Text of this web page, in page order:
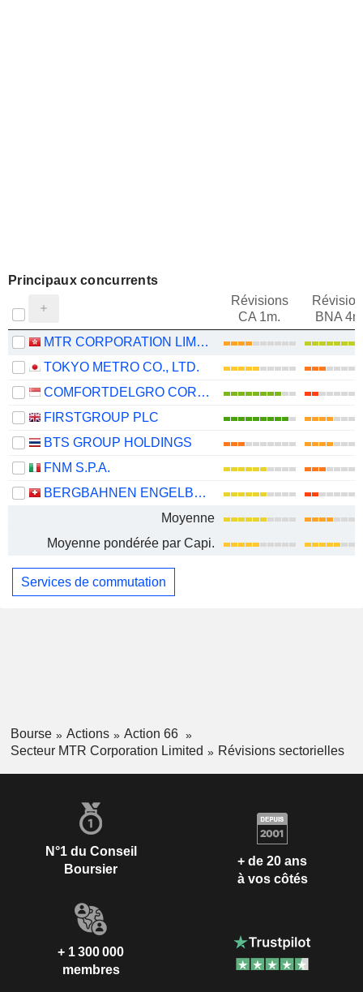
Principaux concurrents
Révisions
CA 1m.
BNA
MTR CORPORATION LIMITED
TOKYO METRO CO., LTD.
COMFORTDELGRO CORPORATION LIMITED
FIRSTGROUP PLC
BTS GROUP HOLDINGS
FNM S.P.A.
BERGBAHNEN ENGELBERG-TRÜBSEE-TITLIS AG
Moyenne
Moyenne pondérée par Capi.
Services de commutation
Bourse Actions
Action 66
Secteur MTR Corporation Limited
Révisions sectorielles
N°1 du Conseil
Boursier
+ de 20 ans
à vos côtés
+ 1 300 000
membres